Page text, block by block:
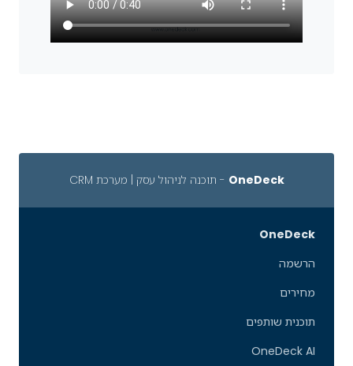
OneDeck - תוכנה לניהול עסק | מערכת CRM
OneDeck
הרשמה
מחירים
תוכנית שותפים
OneDeck AI